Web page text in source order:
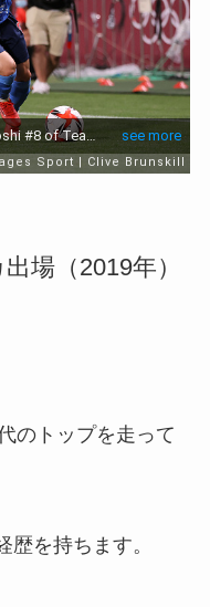
場（2019年）
のトップを走って
を持ちます。